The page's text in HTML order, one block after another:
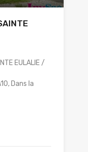
EULALIE /
Dans la